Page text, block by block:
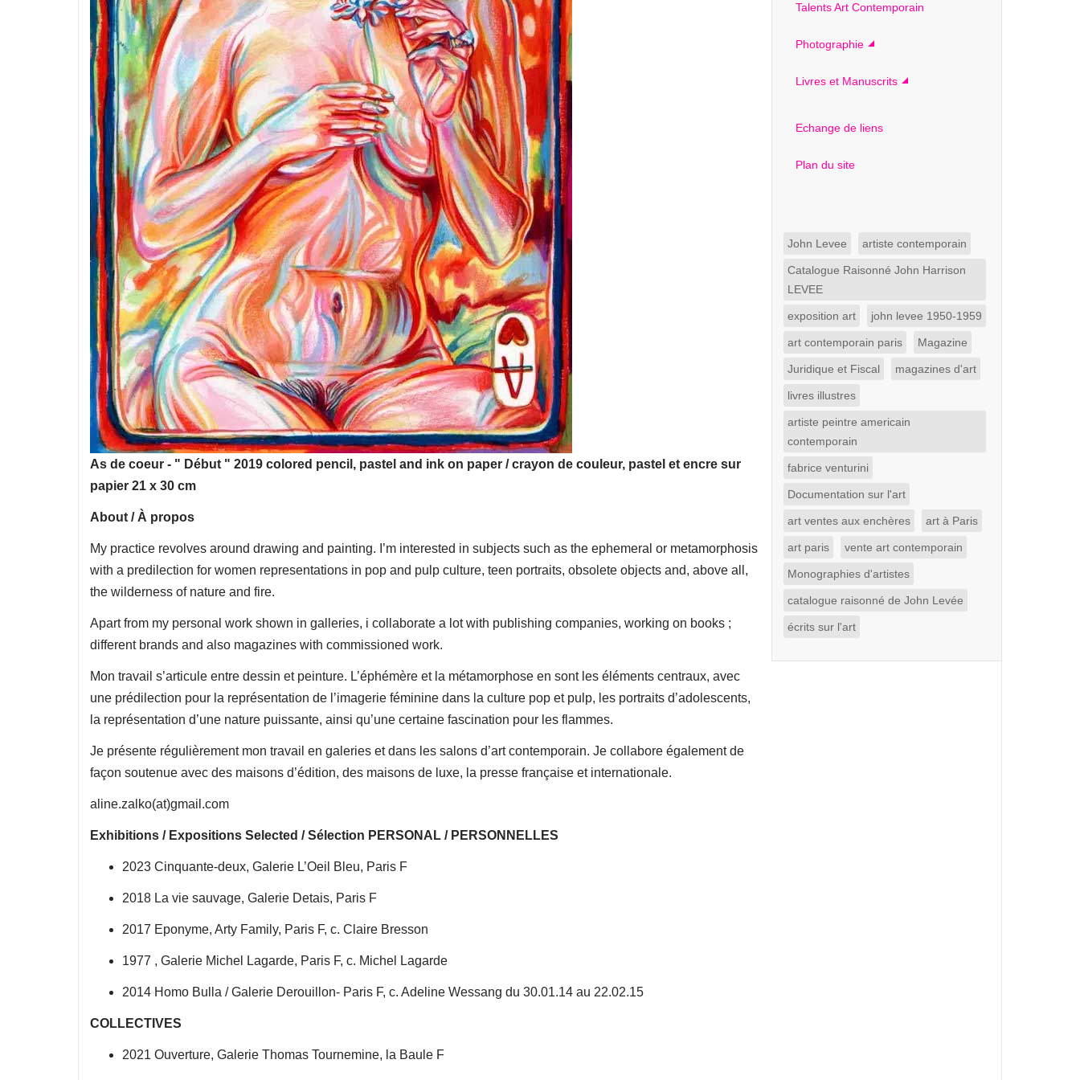
As de coeur - " Début " 2019 colored pencil, pastel and ink on paper / crayon de couleur, pastel et encre sur
papier 21 x 30 cm
About / À propos
My practice revolves around drawing and painting. I’m interested in subjects such as the ephemeral or metamorphosis
with a predilection for women representations in pop and pulp culture, teen portraits, obsolete objects and, above all,
the wilderness of nature and fire.
Apart from my personal work shown in galleries, i collaborate a lot with publishing companies, working on books ;
different brands and also magazines with commissioned work.
Mon travail s’articule entre dessin et peinture. L’éphémère et la métamorphose en sont les éléments centraux, avec
une prédilection pour la représentation de l’imagerie féminine dans la culture pop et pulp, les portraits d’adolescents,
la représentation d’une nature puissante, ainsi qu’une certaine fascination pour les flammes.
Je présente régulièrement mon travail en galeries et dans les salons d’art contemporain. Je collabore également de
façon soutenue avec des maisons d’édition, des maisons de luxe, la presse française et internationale.
aline.zalko(at)gmail.com
Exhibitions / Expositions Selected / Sélection PERSONAL / PERSONNELLES
2023 Cinquante-deux, Galerie L’Oeil Bleu, Paris F
2018 La vie sauvage, Galerie Detais, Paris F
2017 Eponyme, Arty Family, Paris F, c. Claire Bresson
1977 , Galerie Michel Lagarde, Paris F, c. Michel Lagarde
2014 Homo Bulla / Galerie Derouillon- Paris F, c. Adeline Wessang du 30.01.14 au 22.02.15
COLLECTIVES
2021 Ouverture, Galerie Thomas Tournemine, la Baule F
Talents Art Contemporain
Photographie
Livres et Manuscrits
Echange de liens
Plan du site
John Levee artiste contemporain
Catalogue Raisonné John Harrison
LEVEE
exposition art john levee 1950-1959
art contemporain paris Magazine
Juridique et Fiscal magazines d'art
livres illustres
artiste peintre americain
contemporain
fabrice venturini
Documentation sur l'art
art ventes aux enchères art à Paris
art paris vente art contemporain
Monographies d'artistes
catalogue raisonné de John Levée
écrits sur l'art